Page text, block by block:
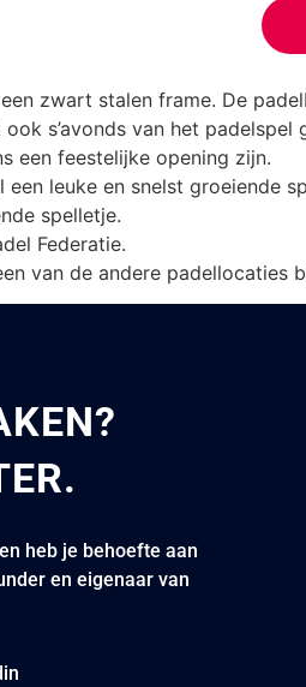
zwart stalen frame. De
s’avonds van het padelspel
een feestelijke opening zijn.
leuke en snelst groeiende
spelletje.
Federatie.
van de andere padellocaties
heb je behoefte aan
en eigenaar van